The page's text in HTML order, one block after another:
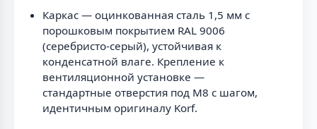
Каркас — оцинкованная сталь 1,5 мм с
порошковым покрытием RAL 9006
(серебристо-серый), устойчивая к
конденсатной влаге. Крепление к
вентиляционной установке —
стандартные отверстия под М8 с шагом,
идентичным оригиналу Korf.